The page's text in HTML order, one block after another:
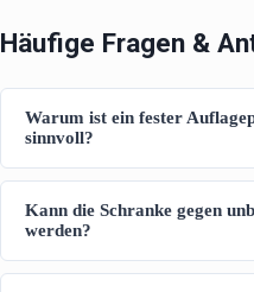
Häufige Fragen &
Warum ist ein fester
sinnvoll?
Kann die Schranke gegen
werden?